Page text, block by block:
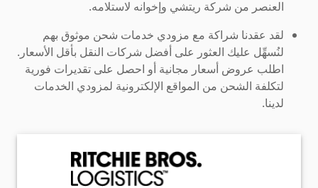
العنصر من شركة ريتشي وإخوانه لاستلامه.
لقد عقدنا شراكة مع مزودي خدمات شحن موثوق بهم
لنُسهِّل عليك العثور على أفضل شركات النقل بأقل الأسعار.
اطلب عروض أسعار مجانية أو احصل على تقديرات فورية
لتكلفة الشحن من المواقع الإلكترونية لمزودي الخدمات
لدينا.